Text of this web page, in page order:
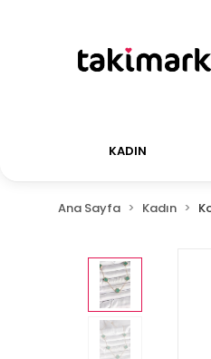
KADIN
Ana Sayfa Kadın